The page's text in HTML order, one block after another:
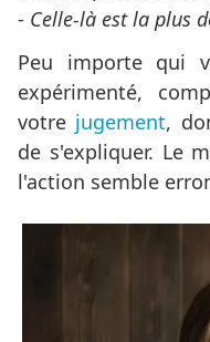
- Celle-là est la plus
Peu importe qui
expérimenté,
votre jugement,
de s'expliquer. Le
l'action semble